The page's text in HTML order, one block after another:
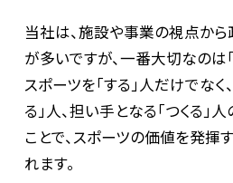
当社は、施設や事業の視点か
が多いですが、一番大切なのは
スポーツを「する」人だけでなく、
る」人、担い手となる「つくる」
ことで、スポーツの価値を発揮
れます。